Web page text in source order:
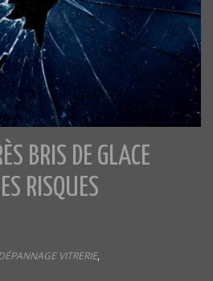
BRIS DE GLACE
RISQUES
VITRERIE,